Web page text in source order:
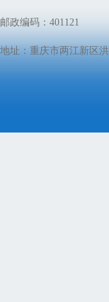
邮政编码：401121
地址：重庆市两江新区